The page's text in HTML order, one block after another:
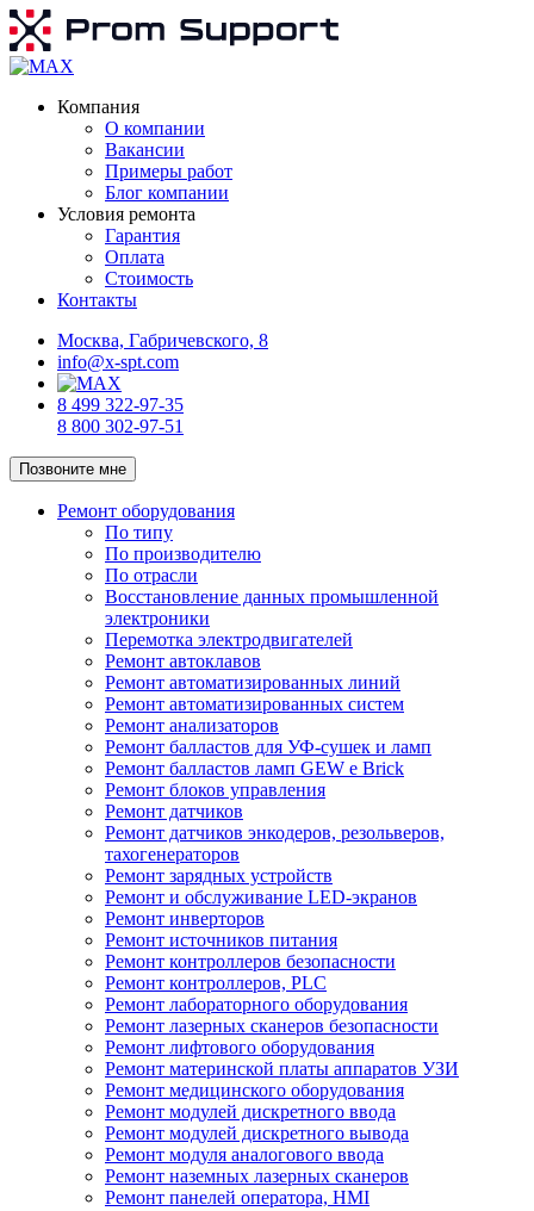
Компания
О компании
Вакансии
Примеры работ
Блог компании
Условия ремонта
Гарантия
Оплата
Стоимость
Контакты
Москва, Габричевского, 8
info@x-spt.com
8 499 322-97-35
8 800 302-97-51
Позвоните мне
Ремонт оборудования
По типу
По производителю
По отрасли
Восстановление данных промышленной
электроники
Перемотка электродвигателей
Ремонт автоклавов
Ремонт автоматизированных линий
Ремонт автоматизированных систем
Ремонт анализаторов
Ремонт балластов для УФ-сушек и ламп
Ремонт балластов ламп GEW e Brick
Ремонт блоков управления
Ремонт датчиков
Ремонт датчиков энкодеров, резольверов,
тахогенераторов
Ремонт зарядных устройств
Ремонт и обслуживание LED-экранов
Ремонт инверторов
Ремонт источников питания
Ремонт контроллеров безопасности
Ремонт контроллеров, PLC
Ремонт лабораторного оборудования
Ремонт лазерных сканеров безопасности
Ремонт лифтового оборудования
Ремонт материнской платы аппаратов УЗИ
Ремонт медицинского оборудования
Ремонт модулей дискретного ввода
Ремонт модулей дискретного вывода
Ремонт модуля аналогового ввода
Ремонт наземных лазерных сканеров
Ремонт панелей оператора, HMI